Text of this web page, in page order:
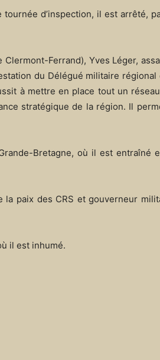
d’inspection, il est arrêté,
Ferrand), Yves Léger,
du Délégué militaire
à mettre en place tout un
stratégique de la région. Il
Bretagne, où il est entraîné
paix des CRS et gouverneur
il est inhumé.